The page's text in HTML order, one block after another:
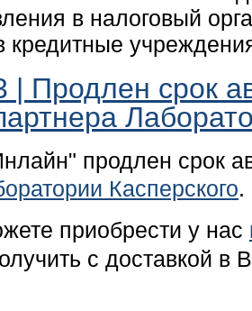
в налоговый
кредитные
| Продлен срок
продлен срок
Касперского.
приобрести у нас
с доставкой